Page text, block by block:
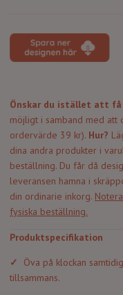
Önskar du istället att få
möjligt i samband med att
ordervärde 39 kr). Hur?
dina andra produkter i
beställning. Du får då
leveransen hamna i
din ordinarie inkorg.
fysiska beställning.
Produktspecifikation
✓ Öva på klockan
tillsammans.